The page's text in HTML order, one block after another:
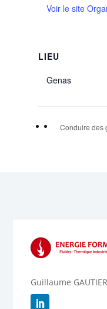
Voir le site
LIEU
Genas
Conduire des
Guillaume